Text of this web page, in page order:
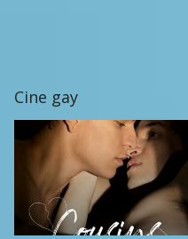
Cine gay